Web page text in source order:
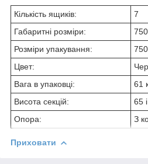
Кількість ящиків:
7
Габаритні розміри:
Розміри упакування:
Цвет:
Вага в упаковці:
61
Висота секцій:
65
Опора:
З
Приховати